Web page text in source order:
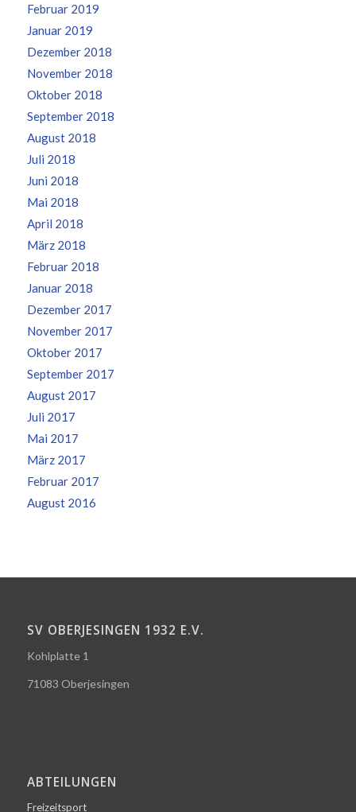
Februar 2019
Januar 2019
Dezember 2018
November 2018
Oktober 2018
September 2018
August 2018
Juli 2018
Juni 2018
Mai 2018
April 2018
März 2018
Februar 2018
Januar 2018
Dezember 2017
November 2017
Oktober 2017
September 2017
August 2017
Juli 2017
Mai 2017
März 2017
Februar 2017
August 2016
SV OBERJESINGEN 1932 E.V.
Kohlplatte 1
71083 Oberjesingen
ABTEILUNGEN
Freizeitsport